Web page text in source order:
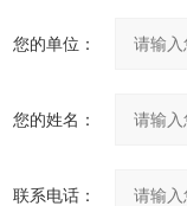
您的单位：
您的姓名：
联系电话：